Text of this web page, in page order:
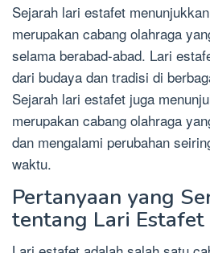
Sejarah lari estafet
merupakan cabang olahraga
selama berabad-abad. Lari
dari budaya dan tradisi di
Sejarah lari estafet juga
merupakan cabang olahraga
dan mengalami perubahan
waktu.
Pertanyaan yang
tentang Lari Estafet